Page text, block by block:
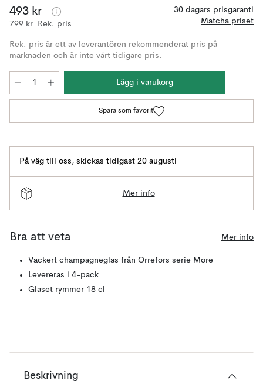
493 kr
799 kr Rek. pris
30 dagars prisgaranti
Matcha priset
Rek. pris är ett av leverantören rekommenderat pris på
marknaden och är inte vårt tidigare pris.
Lägg i varukorg
Spara som favorit
På väg till oss, skickas tidigast 20 augusti
Mer info
Bra att veta Mer info
Vackert champagneglas från Orrefors serie More
Levereras i 4-pack
Glaset rymmer 18 cl
Beskrivning